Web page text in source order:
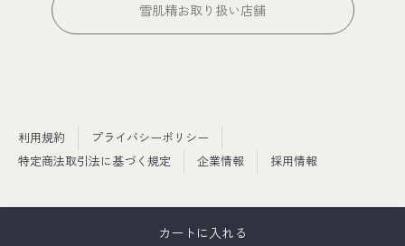
カートに入れる
雪肌精お取り扱い店舗
利用規約
プライバシーポリシー
特定商法取引法に基づく規定
企業情報 採用情報
Copyright © KOSÉ Provision Corporation. All rights reserved.